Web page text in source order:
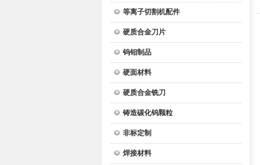
等离子切割机配件
硬质合金刀片
钨钼制品
硬面材料
硬质合金铣刀
铸造碳化钨颗粒
非标定制
焊接材料